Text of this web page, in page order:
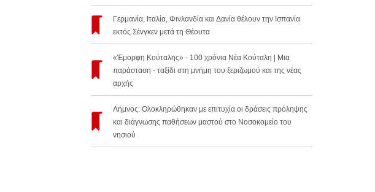
Γερμανία, Ιταλία, Φινλανδία και Δανία θέλουν την Ισπανία
εκτός Σένγκεν μετά τη Θέουτα
«Έμορφη Κούταλης» - 100 χρόνια Νέα Κούταλη | Μια
παράσταση - ταξίδι στη μνήμη του ξεριζωμού και της νέας
αρχής
Λήμνος: Ολοκληρώθηκαν με επιτυχία οι δράσεις πρόληψης
και διάγνωσης παθήσεων μαστού στο Νοσοκομείο του
νησιού